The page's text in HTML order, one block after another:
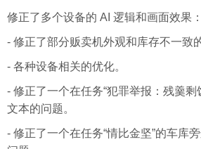
修正了多个设备的 AI 逻辑和画面效果：
- 修正了部分贩卖机外观和库存不一致
- 各种设备相关的优化。
- 修正了一个在任务“犯罪举报：残羹剩
文本的问题。
- 修正了一个在任务“情比金坚”的车库